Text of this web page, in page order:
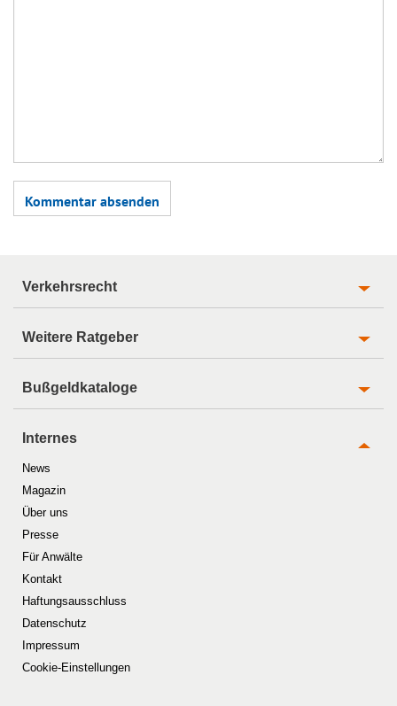
Verkehrsrecht
Weitere Ratgeber
Bußgeldkataloge
Internes
News
Magazin
Über uns
Presse
Für Anwälte
Kontakt
Haftungsausschluss
Datenschutz
Impressum
Cookie-Einstellungen